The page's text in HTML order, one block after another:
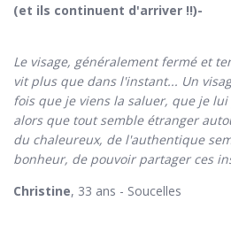
(et ils continuent d'arriver !!)-
Le visage, généralement fermé et
vit plus que dans l'instant... Un
fois que je viens la saluer, que je
alors que tout semble étranger
du chaleureux, de l'authentique
bonheur, de pouvoir partager ces
Christine, 33 ans - Soucelles